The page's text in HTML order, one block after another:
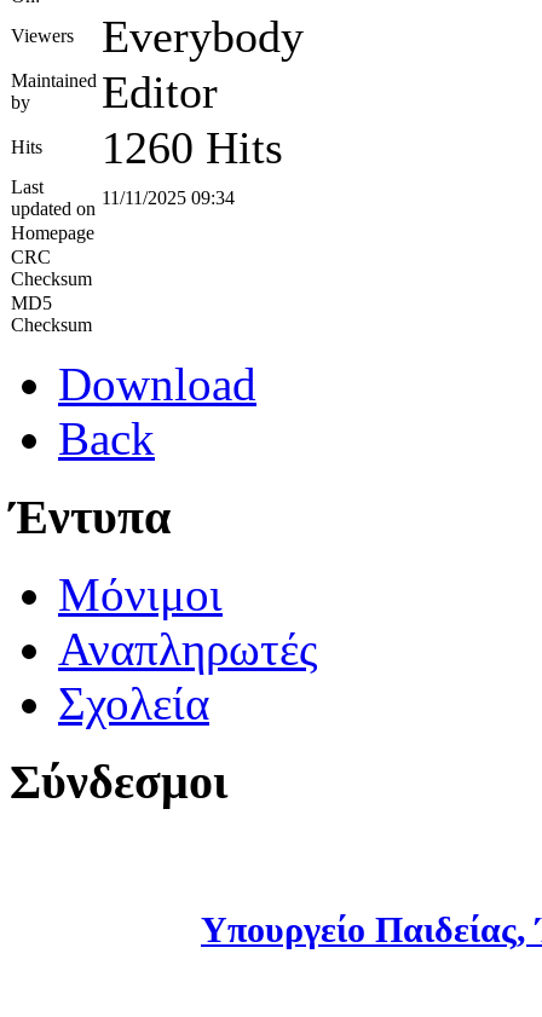
Viewers
Everybody
Maintained
by
Editor
Hits 1260 Hits
Last
updated on
11/11/2025 09:34
Homepage
CRC
Checksum
MD5
Checksum
Download
Back
Έντυπα
Μόνιμοι
Αναπληρωτές
Σχολεία
Σύνδεσμοι
Υπουργείο